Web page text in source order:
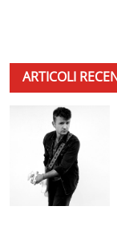
ARTICOLI